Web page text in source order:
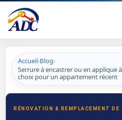
Accueil›Blog›
Serrure à encastrer ou en applique
choix pour un appartement récent
Serrure à encastrer ou en
RÉNOVATION & REMPLACEMENT DE